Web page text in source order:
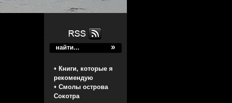
Книги, которые я
рекомендую
Смолы острова
Сокотра